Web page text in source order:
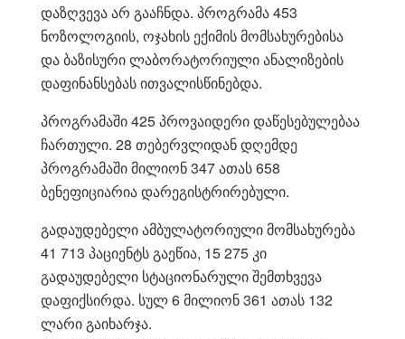
დაზღვევა არ გააჩნდა. პროგრამა 453
ნოზოლოგიის, ოჯახის ექიმის მომსახურებისა
და ბაზისური ლაბორატორიული ანალიზების
დაფინანსებას ითვალისწინებდა.
პროგრამაში 425 პროვაიდერი დაწესებულებაა
ჩართული. 28 თებერვლიდან დღემდე
პროგრამაში მილიონ 347 ათას 658
ბენეფიციარია დარეგისტრირებული.
გადაუდებელი ამბულატორიული მომსახურება
41 713 პაციენტს გაეწია, 15 275 კი
გადაუდებელი სტაციონარული შემთხვევა
დაფიქსირდა. სულ 6 მილიონ 361 ათას 132
ლარი გაიხარჯა.